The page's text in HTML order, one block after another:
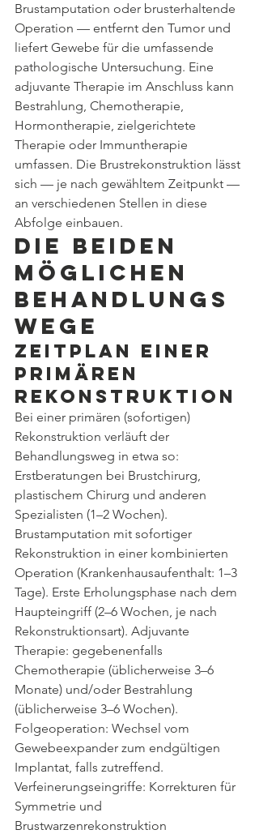
Brustamputation oder brusterhaltende
Operation — entfernt den Tumor und
liefert Gewebe für die umfassende
pathologische Untersuchung. Eine
adjuvante Therapie im Anschluss kann
Bestrahlung, Chemotherapie,
Hormontherapie, zielgerichtete
Therapie oder Immuntherapie
umfassen. Die Brustrekonstruktion lässt
sich — je nach gewähltem Zeitpunkt —
an verschiedenen Stellen in diese
Abfolge einbauen.
Die beiden
möglichen
Behandlungs
wege
Zeitplan einer
primären
Rekonstruktion
Bei einer primären (sofortigen)
Rekonstruktion verläuft der
Behandlungsweg in etwa so:
Erstberatungen bei Brustchirurg,
plastischem Chirurg und anderen
Spezialisten (1–2 Wochen).
Brustamputation mit sofortiger
Rekonstruktion in einer kombinierten
Operation (Krankenhausaufenthalt: 1–3
Tage). Erste Erholungsphase nach dem
Haupteingriff (2–6 Wochen, je nach
Rekonstruktionsart). Adjuvante
Therapie: gegebenenfalls
Chemotherapie (üblicherweise 3–6
Monate) und/oder Bestrahlung
(üblicherweise 3–6 Wochen).
Folgeoperation: Wechsel vom
Gewebeexpander zum endgültigen
Implantat, falls zutreffend.
Verfeinerungseingriffe: Korrekturen für
Symmetrie und
Brustwarzenrekonstruktion